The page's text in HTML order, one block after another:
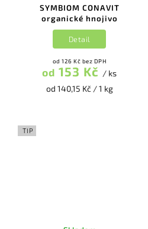
SYMBIOM CONAVIT
organické hnojivo
od 126 Kč bez DPH
od 153 Kč / ks
od 140,15 Kč / 1 kg
Detail
TIP